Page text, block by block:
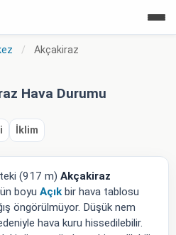
/ Akçakiraz
Hava Durumu
İklim
(917 m) Akçakiraz
boyu Açıkbir hava tablosu
öngörülmüyor. Düşük nem
hava kuru hissedilebilir.